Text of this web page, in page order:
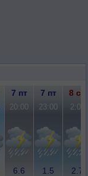
7 пт 7 пт 8 сб
20:00 23:00 2:00
6.6 1.5 2.7